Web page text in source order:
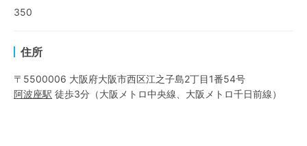
350
住所
〒5500006 大阪府大阪市西区江之子島2丁目1番54号
阿波座駅 徒歩3分 （大阪メトロ中央線 大阪メトロ千日前線）